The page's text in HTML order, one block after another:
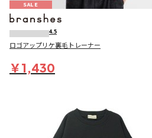
SALE
4.5
ロゴアップリケ裏毛トレーナー
￥1,430